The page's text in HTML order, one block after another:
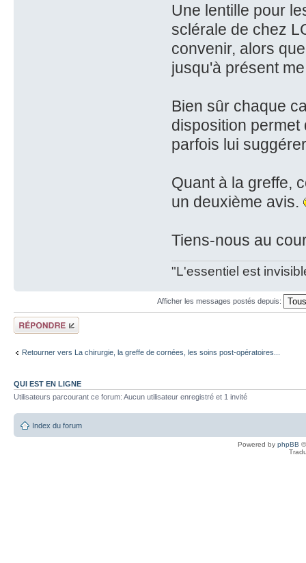
Une lentille pour
sclérale de chez
convenir, alors
jusqu'à présent
Bien sûr chaque
disposition
parfois lui
Quant à la greffe,
un deuxième avis.
Tiens-nous au
"L'essentiel est
Afficher les messages postés depuis:
Répondre
Retourner vers La chirurgie, la greffe de cornées, les soins post-opératoires...
QUI EST EN LIGNE
Utilisateurs parcourant ce forum: Aucun utilisateur enregistré et 1 invité
Index du forum
Powered by phpBB